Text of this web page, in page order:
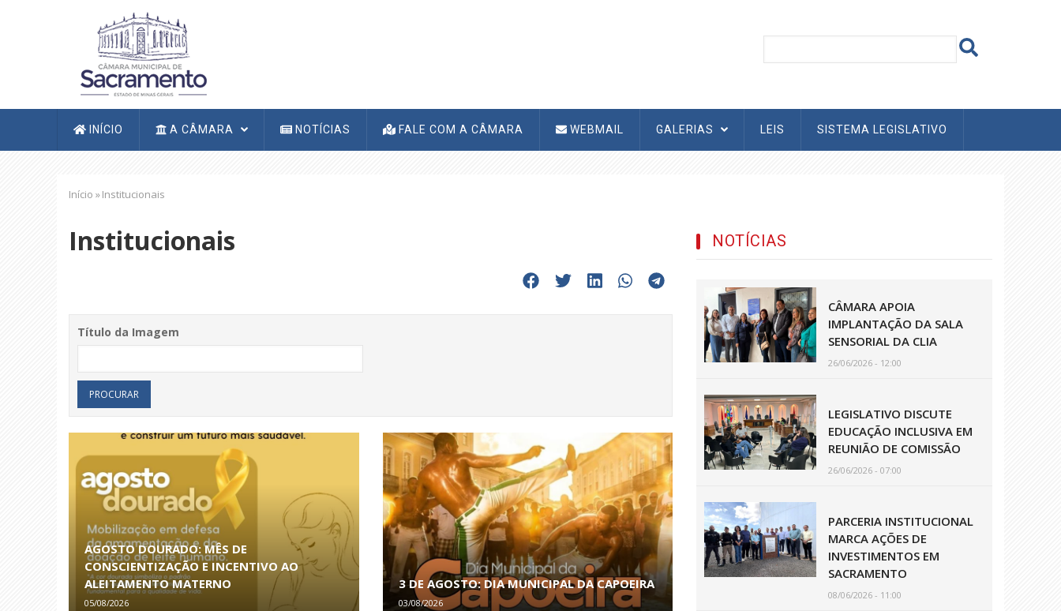
Navegação
principal
INÍCIO A CÂMARA NOTÍCIAS FALE COM A CÂMARA WEBMAIL GALERIAS LEIS SISTEMA LEGISLATIVO
Trilha
navegação
Início »Institucionais
Institucionais
Título da Imagem
AGOSTO DOURADO: MÊS DE
CONSCIENTIZAÇÃO E INCENTIVO AO
ALEITAMENTO MATERNO
05/08/2026
3 DE AGOSTO: DIA MUNICIPAL DA CAPOEIRA
03/08/2026
NOTÍCIAS
CÂMARA APOIA
IMPLANTAÇÃO DA SALA
SENSORIAL DA CLIA
26/06/2026 - 12:00
LEGISLATIVO DISCUTE
EDUCAÇÃO INCLUSIVA EM
REUNIÃO DE COMISSÃO
26/06/2026 - 07:00
PARCERIA INSTITUCIONAL
MARCA AÇÕES DE
INVESTIMENTOS EM
SACRAMENTO
08/06/2026 - 11:00